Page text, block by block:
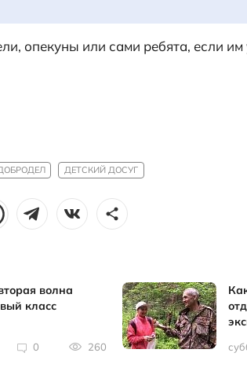
опекуны или сами ребята, если им
ДЕТСКИЙ ДОСУГ
волна
класс
0 260